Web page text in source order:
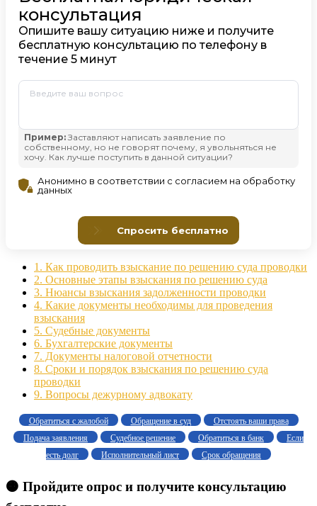
1. Как проводить взыскание по решению суда проводки
2. Основные этапы взыскания по решению суда
3. Нюансы взыскания задолженности проводки
4. Какие документы необходимы для проведения
взыскания
5. Судебные документы
6. Бухгалтерские документы
7. Документы налоговой отчетности
8. Сроки и порядок взыскания по решению суда
проводки
9. Вопросы дежурному адвокату
Обратиться с жалобой Обращение в суд
Отстоять ваши права
Подача заявления
Судебное решение Обратиться в банк
Если
есть долг
Исполнительный лист Срок обращения
🟠 Пройдите опрос и получите консультацию